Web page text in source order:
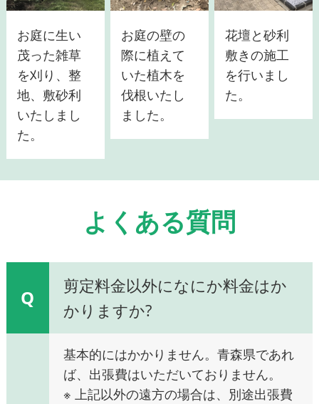
お庭に生い
茂った雑草
を刈り、整
地、敷砂利
いたしまし
た。
お庭の壁の
際に植えて
いた植木を
伐根いたし
ました。
花壇と砂利
敷きの施工
を行いまし
た。
よくある質問
Q
剪定料金以外になにか料金はか
かりますか?
基本的にはかかりません。青森県であれ
ば、出張費はいただいておりません。
※ 上記以外の遠方の場合は、別途出張費